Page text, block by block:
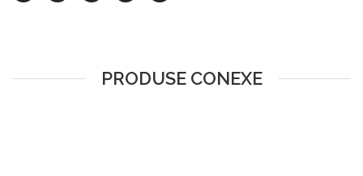
PRODUSE CONEXE